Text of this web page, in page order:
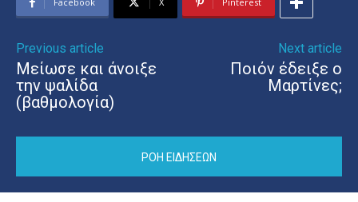
Previous article
Μείωσε και άνοιξε
την ψαλίδα
(βαθμολογία)
Next article
Ποιόν έδειξε ο
Μαρτίνες;
ΡΟΗ ΕΙΔΗΣΕΩΝ